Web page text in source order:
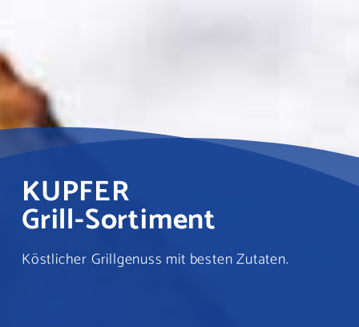
KUPFER
Grill-Sortiment
Köstlicher Grillgenuss mit besten Zutaten.